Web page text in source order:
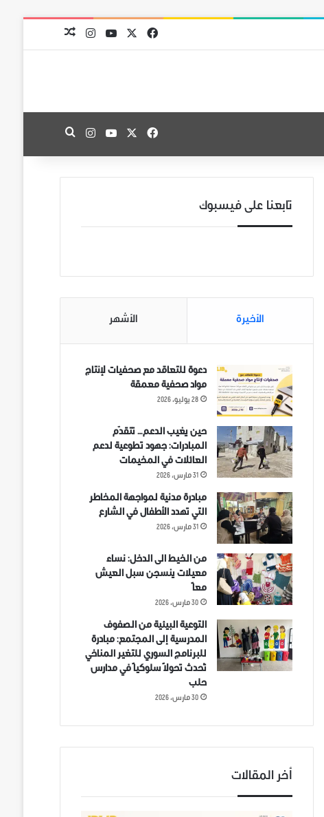
فيسبوك
‫X
‫YouTubeانستقراممقال عشوائي
فيسبوك
‫X
‫YouTubeانستقرامبحث عن
تابعنا على فيسبوك
الأخيرة الأشهر
دعوة للتعاقد مع صحفيات لإنتاج
مواد صحفية معمقة
28 يوليو، 2026
حين يغيب الدعم… تتقدّم
المبادرات: جهود تطوعية لدعم
العائلات في المخيمات
31 مارس، 2026
مبادرة مدنية لمواجهة المخاطر
التي تهدد الأطفال في الشارع
31 مارس، 2026
من الخيط الى الدخل: نساء
معيلات ينسجن سبل العيش
معاً
30 مارس، 2026
التوعية البيئية من الصفوف
المدرسية إلى المجتمع: مبادرة
للبرنامج السوري للتغير المناخي
تُحدث تحولاً سلوكياً في مدارس
حلب
30 مارس، 2026
أخر المقالات